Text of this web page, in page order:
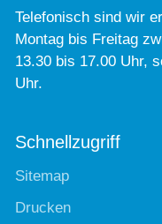
Telefonisch sind wir
Montag bis Freitag
13.30 bis 17.00 Uhr,
Uhr.
Schnellzugriff
Sitemap
Drucken